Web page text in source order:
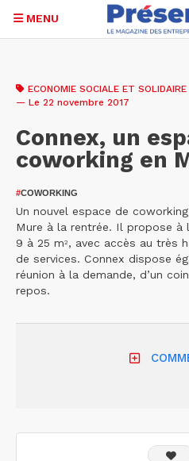
contenu
MENU
ECONOMIE SOCIALE ET SOLIDAIRE
— Le 22 novembre 2017
Connex, un
coworking en
#COWORKING
Un nouvel espace de
Mure à la rentrée. Il propose à
9 à 25 m2 , avec accès au très
de services. Connex dispose
réunion à la demande, d’un
repos.